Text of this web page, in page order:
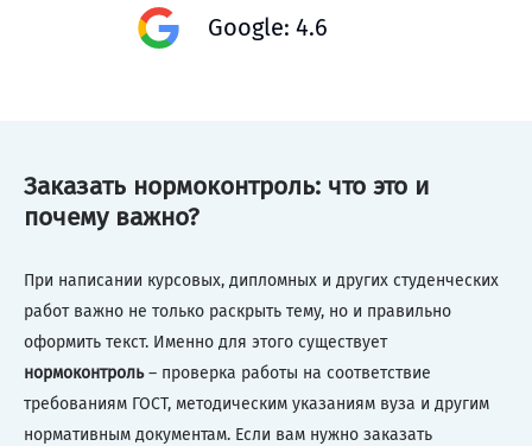
Google: 4.6
Заказать нормоконтроль: что это и
почему важно?
При написании курсовых, дипломных и других студенческих
работ важно не только раскрыть тему, но и правильно
оформить текст. Именно для этого существует
нормоконтроль– проверка работы на соответствие
требованиям ГОСТ, методическим указаниям вуза и другим
нормативным документам. Если вам нужно заказать